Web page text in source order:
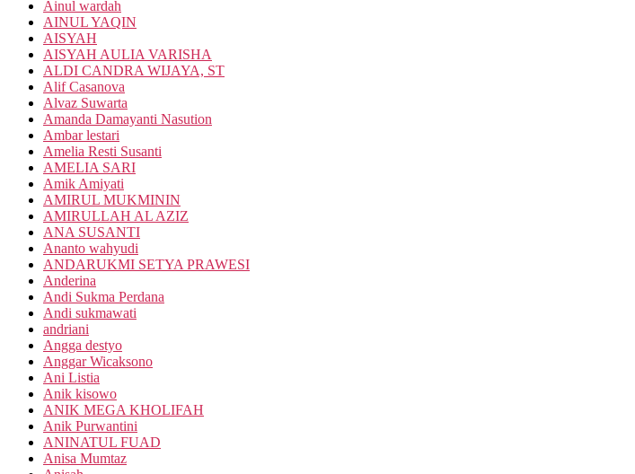
Ainul wardah
AINUL YAQIN
AISYAH
AISYAH AULIA VARISHA
ALDI CANDRA WIJAYA, ST
Alif Casanova
Alvaz Suwarta
Amanda Damayanti Nasution
Ambar lestari
Amelia Resti Susanti
AMELIA SARI
Amik Amiyati
AMIRUL MUKMININ
AMIRULLAH AL AZIZ
ANA SUSANTI
Ananto wahyudi
ANDARUKMI SETYA PRAWESI
Anderina
Andi Sukma Perdana
Andi sukmawati
andriani
Angga destyo
Anggar Wicaksono
Ani Listia
Anik kisowo
ANIK MEGA KHOLIFAH
Anik Purwantini
ANINATUL FUAD
Anisa Mumtaz